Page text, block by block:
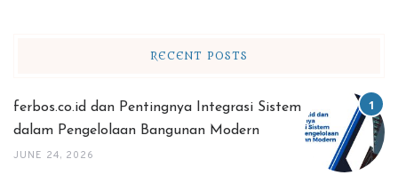
RECENT POSTS
ferbos.co.id dan Pentingnya Integrasi Sistem
dalam Pengelolaan Bangunan Modern
JUNE 24, 2026